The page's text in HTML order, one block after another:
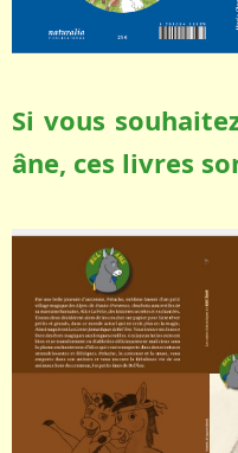
Si vous
âne, ces livres